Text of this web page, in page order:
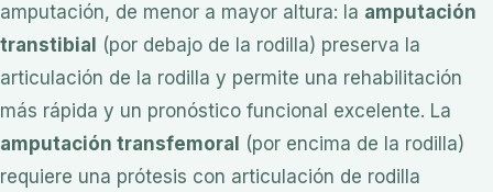
amputación, de menor a mayor altura: la amputación
transtibial
(por debajo de la rodilla) preserva la
articulación de la rodilla y permite una rehabilitación
más rápida y un pronóstico funcional excelente. La
amputación transfemoral
(por encima de la rodilla)
requiere una prótesis con articulación de rodilla